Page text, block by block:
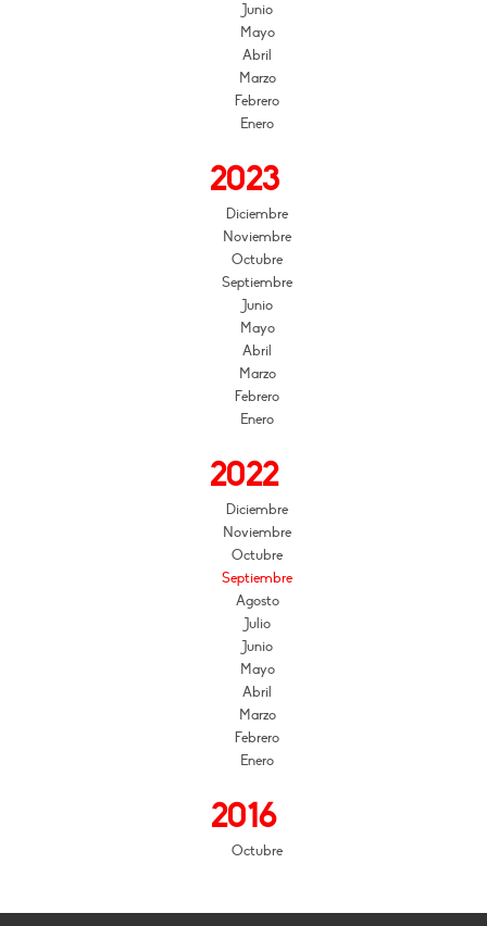
Junio
Mayo
Abril
Marzo
Febrero
Enero
2023
Diciembre
Noviembre
Octubre
Septiembre
Junio
Mayo
Abril
Marzo
Febrero
Enero
2022
Diciembre
Noviembre
Octubre
Septiembre
Agosto
Julio
Junio
Mayo
Abril
Marzo
Febrero
Enero
2016
Octubre